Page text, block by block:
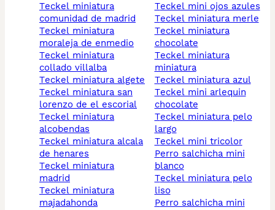
teckel miniatura
comunidad de madrid
teckel miniatura
moraleja de enmedio
teckel miniatura
collado villalba
teckel miniatura algete
teckel miniatura san
lorenzo de el escorial
teckel miniatura
alcobendas
teckel miniatura alcala
de henares
teckel miniatura
madrid
teckel miniatura
majadahonda
teckel mini ojos azules
teckel miniatura merle
teckel miniatura
chocolate
teckel miniatura
miniatura
teckel miniatura azul
teckel mini arlequin
chocolate
teckel miniatura pelo
largo
teckel mini tricolor
perro salchicha mini
blanco
teckel miniatura pelo
liso
perro salchicha mini